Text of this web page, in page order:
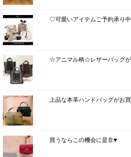
♡可愛いアイテムご予約承り
☆アニマル柄☆レザーバッグ
上品な本革ハンドバッグがお
買うならこの機会に是非♥